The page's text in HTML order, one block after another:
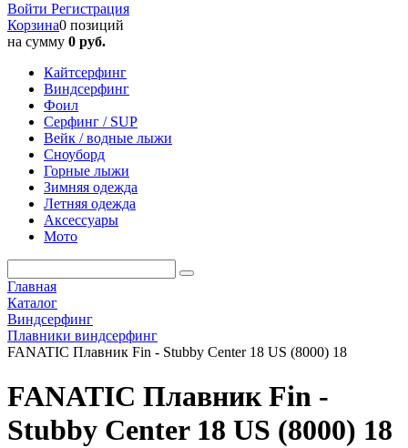
Войти Регистрация
Корзина0 позиций
на сумму 0 руб.
Кайтсерфинг
Виндсерфинг
Фоил
Серфинг / SUP
Вейк / водные лыжи
Сноуборд
Горные лыжи
Зимняя одежда
Летняя одежда
Аксессуары
Мото
Главная
Каталог
Виндсерфинг
Плавники виндсерфинг
FANATIC Плавник Fin - Stubby Center 18 US (8000) 18
FANATIC Плавник Fin -
Stubby Center 18 US (8000) 18